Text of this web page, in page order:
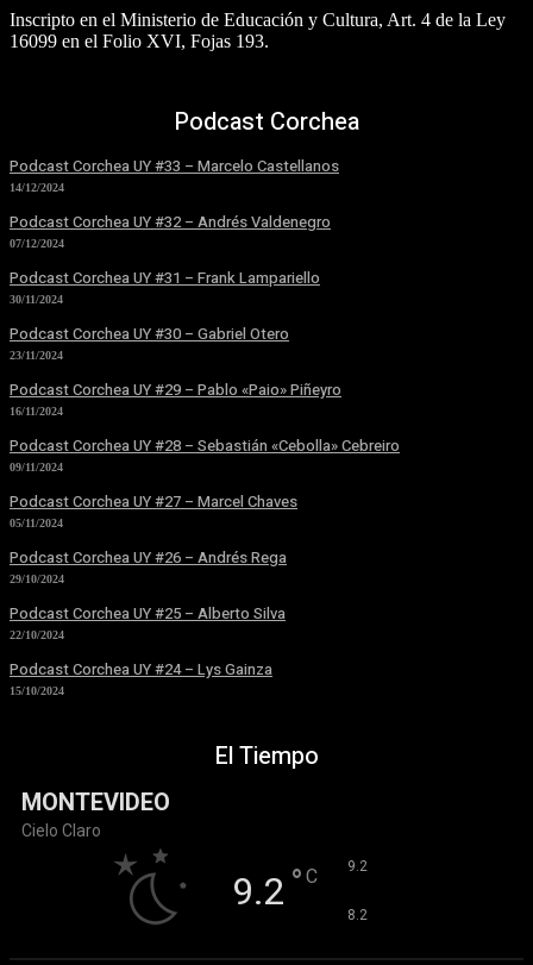
Inscripto en el Ministerio de Educación y Cultura, Art. 4 de la Ley
16099 en el Folio XVI, Fojas 193.
Podcast Corchea
Podcast Corchea UY #33 – Marcelo Castellanos
14/12/2024
Podcast Corchea UY #32 – Andrés Valdenegro
07/12/2024
Podcast Corchea UY #31 – Frank Lampariello
30/11/2024
Podcast Corchea UY #30 – Gabriel Otero
23/11/2024
Podcast Corchea UY #29 – Pablo «Paio» Piñeyro
16/11/2024
Podcast Corchea UY #28 – Sebastián «Cebolla» Cebreiro
09/11/2024
Podcast Corchea UY #27 – Marcel Chaves
05/11/2024
Podcast Corchea UY #26 – Andrés Rega
29/10/2024
Podcast Corchea UY #25 – Alberto Silva
22/10/2024
Podcast Corchea UY #24 – Lys Gainza
15/10/2024
El Tiempo
MONTEVIDEO
Cielo Claro
9.2 ° C 9.2
8.2